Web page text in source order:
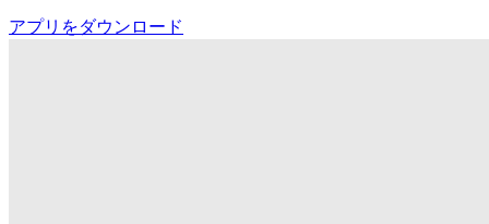
アプリをダウンロード